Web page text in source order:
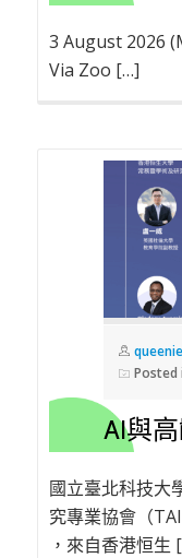
3 August 2026
Via Zoo […]
Posted
AI與
國立臺北科技大
究專業協會（
，來自香港恒生